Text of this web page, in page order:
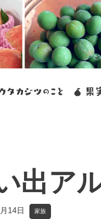
出ア
14日 家族